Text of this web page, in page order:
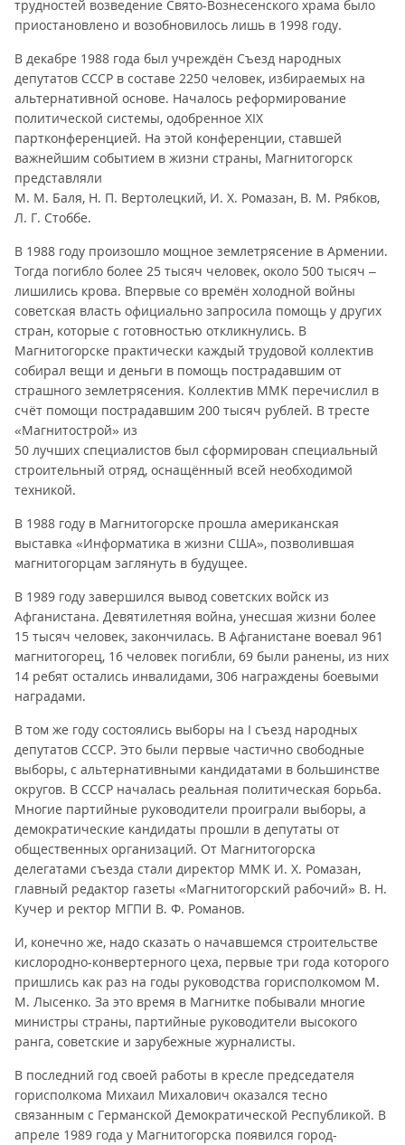
трудностей возведение Свято-Вознесенского храма было
приостановлено и возобновилось лишь в 1998 году.
В декабре 1988 года был учреждён Съезд народных
депутатов СССР в составе 2250 человек, избираемых на
альтернативной основе. Началось реформирование
политической системы, одобренное XIX
партконференцией. На этой конференции, ставшей
важнейшим событием в жизни страны, Магнитогорск
представляли
М. М. Баля, Н. П. Вертолецкий, И. Х. Ромазан, В. М. Рябков,
Л. Г. Стоббе.
В 1988 году произошло мощное землетрясение в Армении.
Тогда погибло более 25 тысяч человек, около 500 тысяч –
лишились крова. Впервые со времён холодной войны
советская власть официально запросила помощь у других
стран, которые с готовностью откликнулись. В
Магнитогорске практически каждый трудовой коллектив
собирал вещи и деньги в помощь пострадавшим от
страшного землетрясения. Коллектив ММК перечислил в
счёт помощи пострадавшим 200 тысяч рублей. В тресте
«Магнитострой» из
50 лучших специалистов был сформирован специальный
строительный отряд, оснащённый всей необходимой
техникой.
В 1988 году в Магнитогорске прошла американская
выставка «Информатика в жизни США», позволившая
магнитогорцам заглянуть в будущее.
В 1989 году завершился вывод советских войск из
Афганистана. Девятилетняя война, унесшая жизни более
15 тысяч человек, закончилась. В Афганистане воевал 961
магнитогорец, 16 человек погибли, 69 были ранены, из них
14 ребят остались инвалидами, 306 награждены боевыми
наградами.
В том же году состоялись выборы на I съезд народных
депутатов СССР. Это были первые частично свободные
выборы, с альтернативными кандидатами в большинстве
округов. В СССР началась реальная политическая борьба.
Многие партийные руководители проиграли выборы, а
демократические кандидаты прошли в депутаты от
общественных организаций. От Магнитогорска
делегатами съезда стали директор ММК И. Х. Ромазан,
главный редактор газеты «Магнитогорский рабочий» В. Н.
Кучер и ректор МГПИ В. Ф. Романов.
И, конечно же, надо сказать о начавшемся строительстве
кислородно-конвертерного цеха, первые три года которого
пришлись как раз на годы руководства горисполкомом М.
М. Лысенко. За это время в Магнитке побывали многие
министры страны, партийные руководители высокого
ранга, советские и зарубежные журналисты.
В последний год своей работы в кресле председателя
горисполкома Михаил Михалович оказался тесно
связанным с Германской Демократической Республикой. В
апреле 1989 года у Магнитогорска появился город-